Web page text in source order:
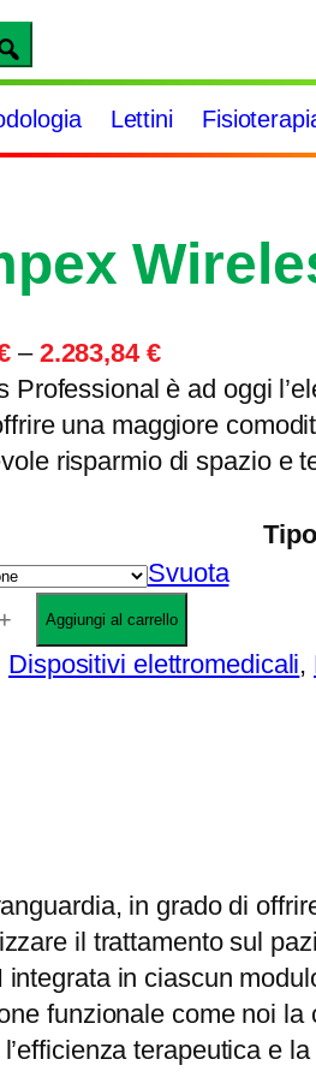
Lettini
– 2.283,84 €F
a
s
c
d
i
p
r
d
a
1
.
7
Professional è ad oggi
una maggiore
risparmio di spazio e
Svuota
+ Aggiungi al carrello
Dispositivi elettromedicali,
in grado di
il trattamento sul
in ciascun
funzionale come noi
terapeutica e